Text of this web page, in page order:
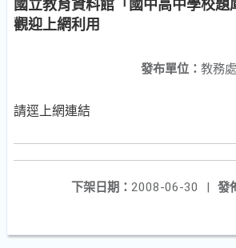
國立教育資料館「國中高中學校題
觀迎上網利用
發布單位： 教務處
請逕上網連結
發
下架日期： 2008-06-30
|